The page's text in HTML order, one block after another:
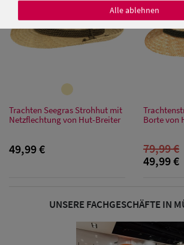
Damen Caps
Baseball Caps
Damen UV-
Damen
Sonnenschilder
Trachten Seegras Strohhut mit
Netzflechtung von Hut-Breiter
49,99 €
Borte von
79,99 €
49,99 €
UNSERE FACHGESCHÄFTE IN
Alle ablehnen